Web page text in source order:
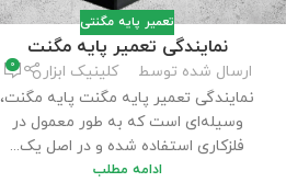
تعمیر پایه مگنتی
نمایندگی تعمیر پایه مگنت
ارسال شده توسط کلینیک ابزار 0
نمایندگی تعمیر پایه مگنت پایه مگنت،
وسیله‌ای است که به طور معمول در
فلزکاری استفاده شده و در اصل یک...
ادامه مطلب